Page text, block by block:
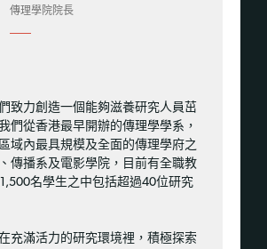
傳理學院院長
致力創造一個能夠滋養研究人員茁
們從香港最早開辦的傳理學學系，
域內最具規模及全面的傳理學府之
傳播系及電影學院，目前有全職教
名學生之中包括超過40位研究
充滿活力的研究環境裡，積極探索